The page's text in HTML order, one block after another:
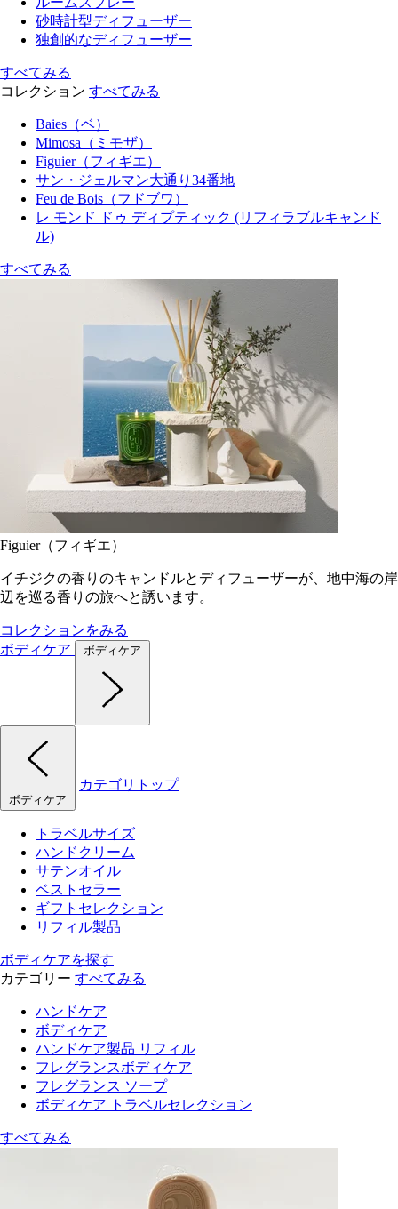
砂時計型ディフューザー
独創的なディフューザー
すべてみる
コレクション すべてみる
Baies（ベ）
Mimosa（ミモザ）
Figuier（フィギエ）
サン・ジェルマン大通り34番地
Feu de Bois（フドブワ）
レ モンド ドゥ ディプティック (リフィラブルキャンド
ル)
すべてみる
Figuier（フィギエ）
イチジクの香りのキャンドルとディフューザーが、地中海の岸
辺を巡る香りの旅へと誘います。
コレクションをみる
ボディケア
ボディケア
ボディケア
カテゴリトップ
トラベルサイズ
ハンドクリーム
サテンオイル
ベストセラー
ギフトセレクション
リフィル製品
ボディケアを探す
カテゴリー すべてみる
ハンドケア
ボディケア
ハンドケア製品 リフィル
フレグランスボディケア
フレグランス ソープ
ボディケア トラベルセレクション
すべてみる